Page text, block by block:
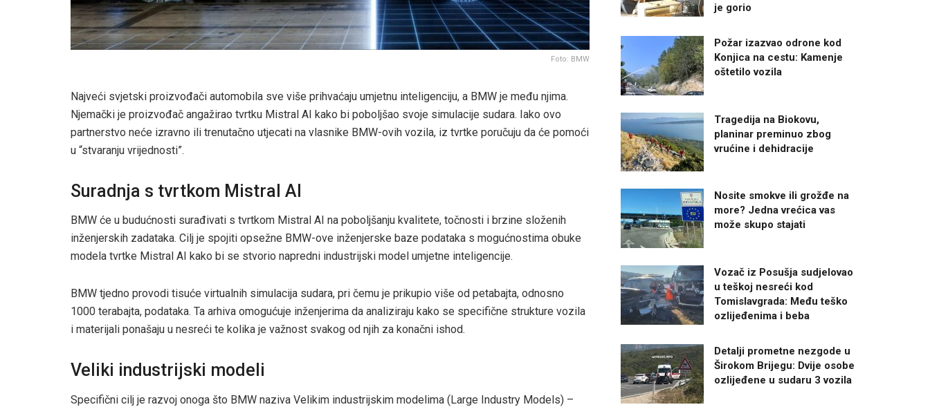
Foto: BMW
Najveći svjetski proizvođači automobila sve više prihvaćaju umjetnu inteligenciju, a BMW je među njima.
Njemački je proizvođač angažirao tvrtku Mistral AI kako bi poboljšao svoje simulacije sudara. Iako ovo
partnerstvo neće izravno ili trenutačno utjecati na vlasnike BMW-ovih vozila, iz tvrtke poručuju da će pomoći
u “stvaranju vrijednosti”.
Suradnja s tvrtkom Mistral AI
BMW će u budućnosti surađivati s tvrtkom Mistral AI na poboljšanju kvalitete, točnosti i brzine složenih
inženjerskih zadataka. Cilj je spojiti opsežne BMW-ove inženjerske baze podataka s mogućnostima obuke
modela tvrtke Mistral AI kako bi se stvorio napredni industrijski model umjetne inteligencije.
BMW tjedno provodi tisuće virtualnih simulacija sudara, pri čemu je prikupio više od petabajta, odnosno
1000 terabajta, podataka. Ta arhiva omogućuje inženjerima da analiziraju kako se specifične strukture vozila
i materijali ponašaju u nesreći te kolika je važnost svakog od njih za konačni ishod.
Veliki industrijski modeli
Specifični cilj je razvoj onoga što BMW naziva Velikim industrijskim modelima (Large Industry Models) –
je gorio
Požar izazvao odrone kod
Konjica na cestu: Kamenje
oštetilo vozila
Tragedija na Biokovu,
planinar preminuo zbog
vrućine i dehidracije
Nosite smokve ili grožđe na
more? Jedna vrećica vas
može skupo stajati
Vozač iz Posušja sudjelovao
u teškoj nesreći kod
Tomislavgrada: Među teško
ozlijeđenima i beba
Detalji prometne nezgode u
Širokom Brijegu: Dvije osobe
ozlijeđene u sudaru 3 vozila